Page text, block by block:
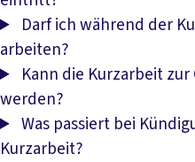
Darf ich während der
arbeiten?
Kann die Kurzarbeit
werden?
Was passiert bei
Kurzarbeit?